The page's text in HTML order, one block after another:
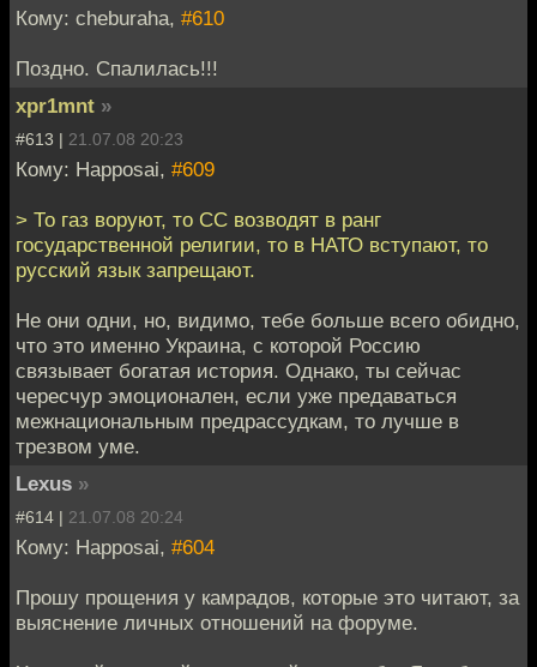
Кому: cheburaha, #610
Поздно. Спалилась!!!
xpr1mnt »
#613 | 21.07.08 20:23
Кому: Happosai, #609
> То газ воруют, то СС возводят в ранг
государственной религии, то в НАТО вступают, то
русский язык запрещают.
Не они одни, но, видимо, тебе больше всего обидно,
что это именно Украина, с которой Россию
связывает богатая история. Однако, ты сейчас
чересчур эмоционален, если уже предаваться
межнациональным предрассудкам, то лучше в
трезвом уме.
Lexus »
#614 | 21.07.08 20:24
Кому: Happosai, #604
Прошу прощения у камрадов, которые это читают, за
выяснение личных отношений на форуме.